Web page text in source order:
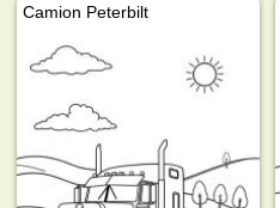
Camion Peterbilt